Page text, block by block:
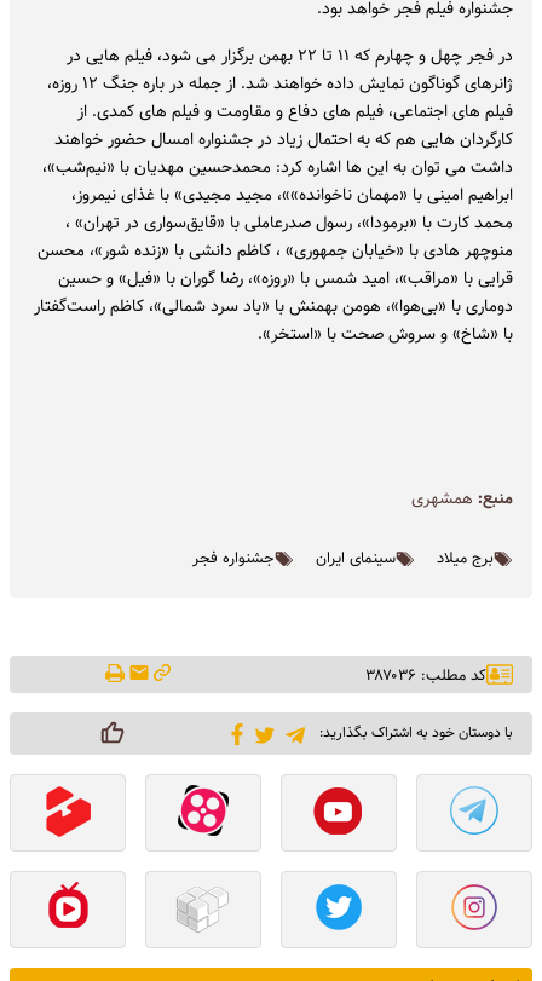
جشنواره فیلم فجر خواهد بود.
در فجر چهل و چهارم که ۱۱ تا ۲۲ بهمن برگزار می شود، فیلم هایی در
ژانرهای گوناگون نمایش داده خواهند شد. از جمله در باره جنگ ۱۲ روزه، ‌
فیلم های اجتماعی، فیلم های دفاع و مقاومت و فیلم های کمدی. از
کارگردان هایی هم که به احتمال زیاد در جشنواره امسال حضور خواهند
داشت می توان به این ها اشاره کرد: محمدحسین مهدیان با «نیم‌شب»،
ابراهیم امینی با «مهمان ناخوانده»»، مجید مجیدی» با غذای نیمروز،
محمد کارت با «برمودا»، رسول صدرعاملی با «قایق‌سواری در تهران» ،
منوچهر هادی با «خیابان جمهوری» ، کاظم دانشی با «زنده شور»، محسن
قرایی با «مراقب»، امید شمس با «روزه»، رضا گوران با «فیل» و حسین
دوماری با «بی‌هوا»، هومن بهمنش با «باد سرد شمالی»، کاظم راست‌گفتار
با «شاخ» و سروش صحت با «استخر».
منبع: همشهری
برج میلاد سینمای ایران جشنواره فجر
کد مطلب: ۳۸۷۰۳۶
با دوستان خود به اشتراک بگذارید: